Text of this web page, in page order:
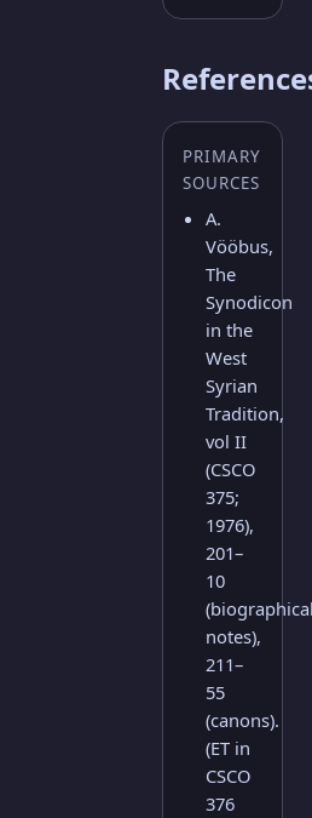
PRIMARY
SOURCES
A.
Vööbus,
The
Synodicon
in the
West
Syrian
Tradition,
vol II
(CSCO
375;
1976),
201–
10
notes),
211–
55
(canons).
(ET in
CSCO
376